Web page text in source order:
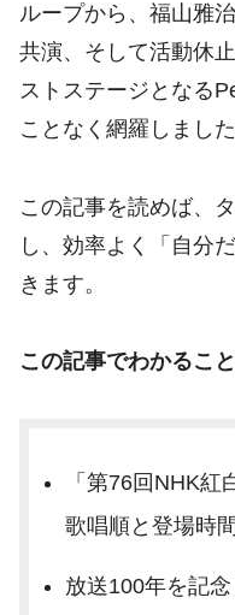
ループから、福山雅
共演、そして活動休
ストステージとなる
ことなく網羅しました
この記事を読めば、
し、効率よく「自分
きます。
この記事でわかること
「第76回NHK
歌唱順と登場時
放送100年を記